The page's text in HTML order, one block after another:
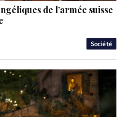
Société
de l’armée suisse